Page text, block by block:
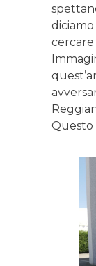
cercare
Questo